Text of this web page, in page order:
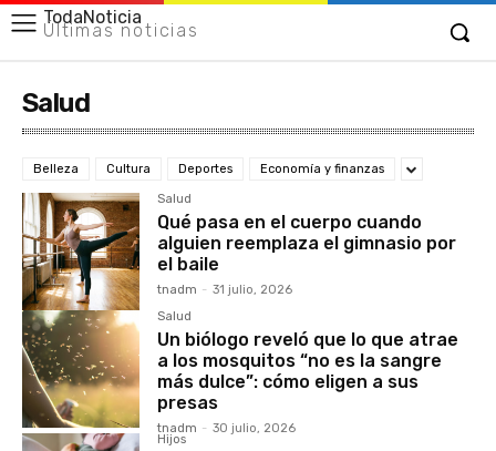
TodaNoticia
Últimas noticias
Salud
Belleza Cultura Deportes Economía y finanzas
Salud
Qué pasa en el cuerpo cuando
alguien reemplaza el gimnasio por
el baile
tnadm - 31 julio, 2026
Salud
Un biólogo reveló que lo que atrae
a los mosquitos “no es la sangre
más dulce”: cómo eligen a sus
presas
tnadm - 30 julio, 2026
Hijos